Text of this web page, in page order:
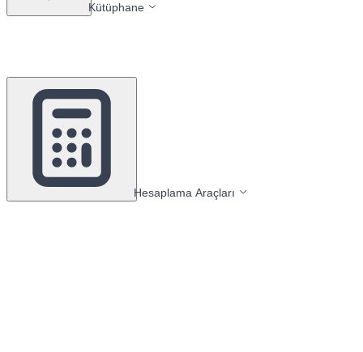
Kütüphane
Hesaplama Araçları